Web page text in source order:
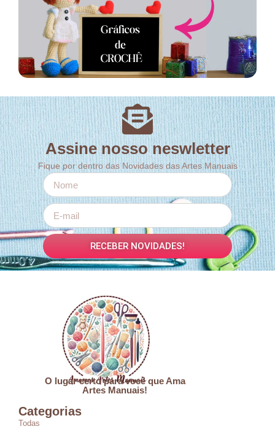
Assine nosso neswletter
Fique por dentro das Novidades das Artes Manuais
RECEBER NOVIDADES!
O lugar certo para você que Ama
Artes Manuais!
Categorias
Todas